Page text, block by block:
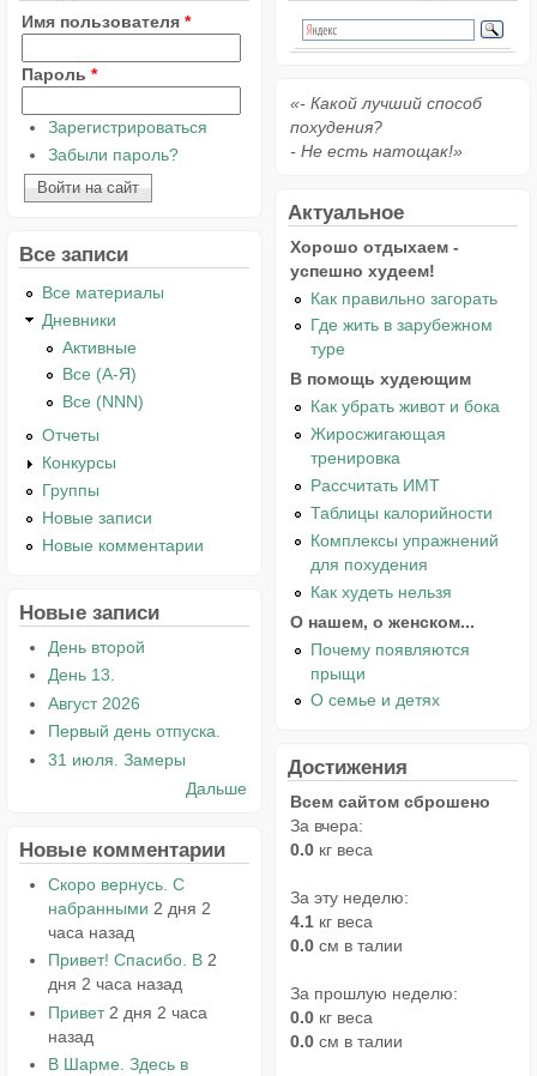
Имя пользователя *
Пароль *
Зарегистрироваться
Забыли пароль?
Все записи
Все материалы
Дневники
Активные
Все (А-Я)
Все (NNN)
Отчеты
Конкурсы
Группы
Новые записи
Новые комментарии
Новые записи
День второй
День 13.
Август 2026
Первый день отпуска.
31 июля. Замеры
Дальше
Новые комментарии
Скоро вернусь. С
набранными 2 дня 2
часа назад
Привет! Спасибо. В 2
дня 2 часа назад
Привет 2 дня 2 часа
назад
В Шарме. Здесь в
«- Какой лучший способ
похудения?
- Не есть натощак!»
Актуальное
Хорошо отдыхаем -
успешно худеем!
Как правильно загорать
Где жить в зарубежном
туре
В помощь худеющим
Как убрать живот и бока
Жиросжигающая
тренировка
Рассчитать ИМТ
Таблицы калорийности
Комплексы упражнений
для похудения
Как худеть нельзя
О нашем, о женском...
Почему появляются
прыщи
О семье и детях
Достижения
Всем сайтом сброшено
За вчера:
0.0 кг веса
За эту неделю:
4.1 кг веса
0.0 см в талии
За прошлую неделю:
0.0 кг веса
0.0 см в талии